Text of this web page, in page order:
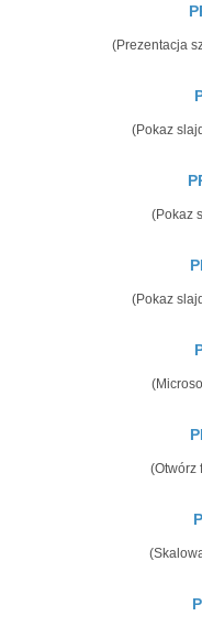
(Prezentacja
(Pokaz
(Pokaz
(Pokaz
(Otwórz